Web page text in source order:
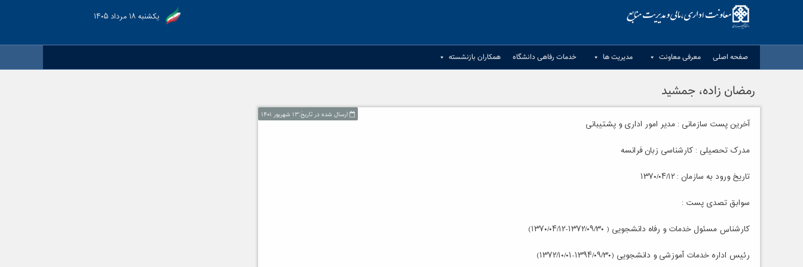
یکشنبه ۱۸ مرداد ۱۴۰۵
صفحه اصلی معرفی معاونت مدیریت ها خدمات رفاهی دانشگاه همکاران بازنشسته
رمضان زاده، جمشید
ارسال شده در تاریخ:۱۳ شهریور ۱۴۰۱
آخرین پست سازمانی : مدیر امور اداری و پشتیبانی
مدرک تحصیلی : کارشناسی زبان فرانسه
تاریخ ورود به سازمان : ۱۳۷۰/۰۴/۱۲
سوابق تصدی پست :
کارشناس مسئول خدمات و رفاه دانشجویی ( ۱۳۷۲/۰۹/۳۰-۱۳۷۰/۰۴/۱۲)
رئیس اداره خدمات آموزشی و دانشجویی (۱۳۹۴/۰۹/۳۰-۱۳۷۲/۱۰/۰۱)